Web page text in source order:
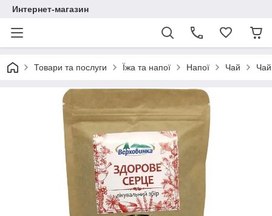
Интернет-магазин
Товари та послуги Їжа та напої Напої Чай